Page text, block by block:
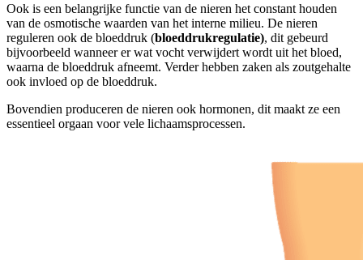
Ook is een belangrijke functie van de nieren het constant houden
van de osmotische waarden van het interne milieu. De nieren
reguleren ook de bloeddruk (bloeddrukregulatie), dit gebeurd
bijvoorbeeld wanneer er wat vocht verwijdert wordt uit het bloed,
waarna de bloeddruk afneemt. Verder hebben zaken als zoutgehalte
ook invloed op de bloeddruk.
Bovendien produceren de nieren ook hormonen, dit maakt ze een
essentieel orgaan voor vele lichaamsprocessen.